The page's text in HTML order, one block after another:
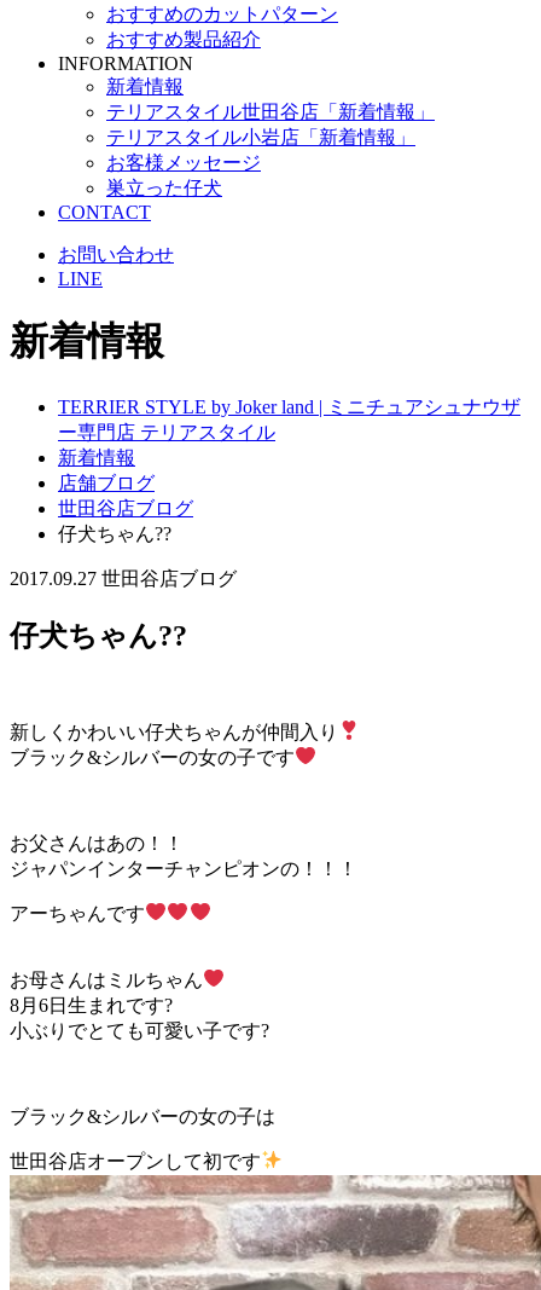
おすすめのカットパターン
おすすめ製品紹介
INFORMATION
新着情報
テリアスタイル世田谷店「新着情報」
テリアスタイル小岩店「新着情報」
お客様メッセージ
巣立った仔犬
CONTACT
お問い合わせ
LINE
新着情報
TERRIER STYLE by Joker land | ミニチュアシュナウザ
ー専門店 テリアスタイル
新着情報
店舗ブログ
世田谷店ブログ
仔犬ちゃん??
2017.09.27 世田谷店ブログ
仔犬ちゃん??
新しくかわいい仔犬ちゃんが仲間入り
ブラック&シルバーの女の子です
お父さんはあの！！
ジャパンインターチャンピオンの！！！
アーちゃんです
お母さんはミルちゃん
8月6日生まれです?
小ぶりでとても可愛い子です?
ブラック&シルバーの女の子は
世田谷店オープンして初です